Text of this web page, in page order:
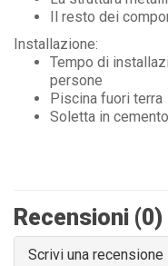
Il resto dei
Installazione:
Tempo di
persone
Piscina fuori terra
Soletta in
Recensioni (0)
Scrivi una recensione